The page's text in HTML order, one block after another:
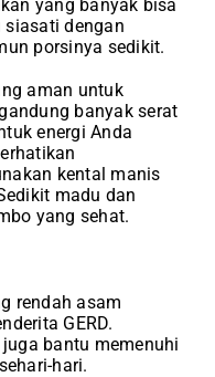
yang banyak bisa
siasati dengan
porsinya sedikit.
aman untuk
banyak serat
energi Anda
kental manis
madu dan
yang sehat.
rendah asam
GERD.
bantu memenuhi
hari.